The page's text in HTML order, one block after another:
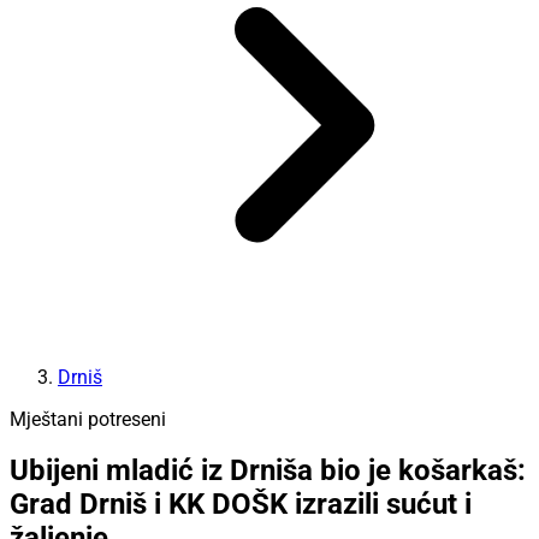
Drniš
Mještani potreseni
Ubijeni mladić iz Drniša bio je košarkaš:
Grad Drniš i KK DOŠK izrazili sućut i